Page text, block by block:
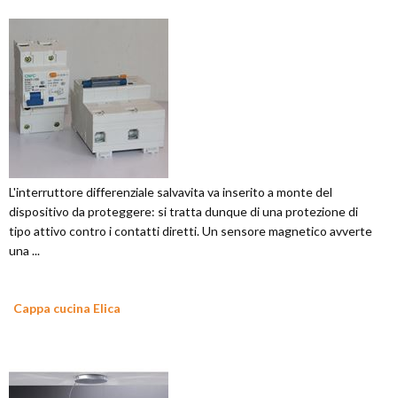
L'interruttore differenziale salvavita va inserito a monte del
dispositivo da proteggere: si tratta dunque di una protezione di
tipo attivo contro i contatti diretti. Un sensore magnetico avverte
una ...
Cappa cucina Elica